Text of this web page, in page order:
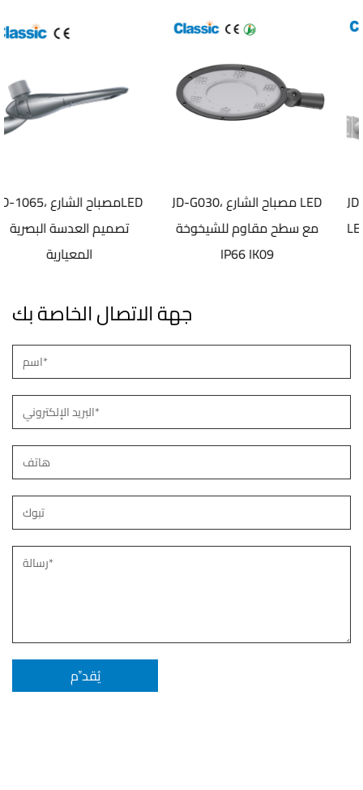
JD-G030، مصباح الشارع LED
مع سطح مقاوم للشيخوخة
JD-1072، مصباح سطح الشارع
LED الكهروستاتيكي المضادة
جهة الاتصال الخاصة بك